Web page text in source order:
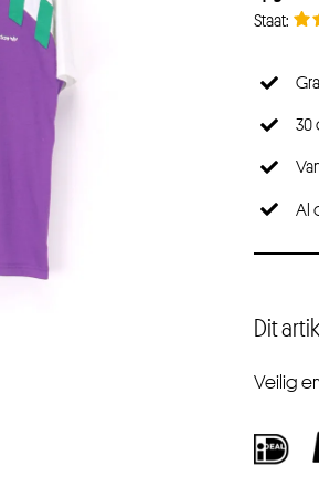
30
Al
Dit
Veilig